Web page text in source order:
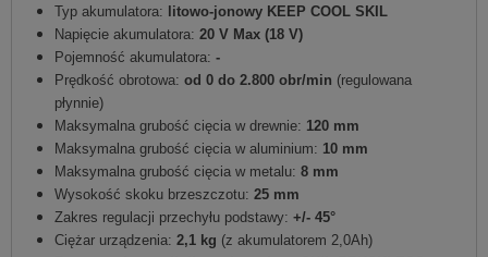
Typ akumulatora: litowo-jonowy KEEP COOL SKIL
Napięcie akumulatora: 20 V Max (18 V)
Pojemność akumulatora: -
Prędkość obrotowa: od 0 do 2.800 obr/min (regulowana
płynnie)
Maksymalna grubość cięcia w drewnie: 120 mm
Maksymalna grubość cięcia w aluminium: 10 mm
Maksymalna grubość cięcia w metalu: 8 mm
Wysokość skoku brzeszczotu: 25 mm
Zakres regulacji przechyłu podstawy: +/- 45°
Ciężar urządzenia: 2,1 kg (z akumulatorem 2,0Ah)